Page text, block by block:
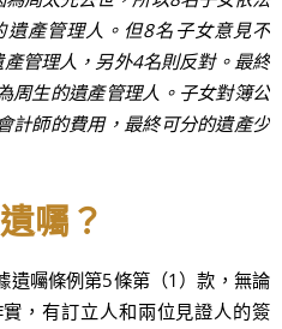
產管理人。但8名子女意見不
管理人，另外4名則反對。最終
周生的遺產管理人。子女對簿公
計師的費用，最終可分的遺產少
囑？
囑條例第5條第（1）款，無論
，有訂立人和兩位見證人的簽